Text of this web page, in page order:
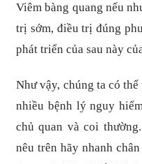
Viêm bàng quang nếu
trị sớm, điều trị đúng
phát triển của sau này
Như vậy, chúng ta có
nhiều bệnh lý nguy
chủ quan và coi
nêu trên hãy nhanh